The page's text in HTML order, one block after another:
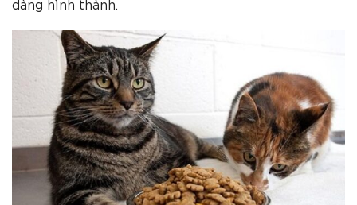
dàng hình thành.